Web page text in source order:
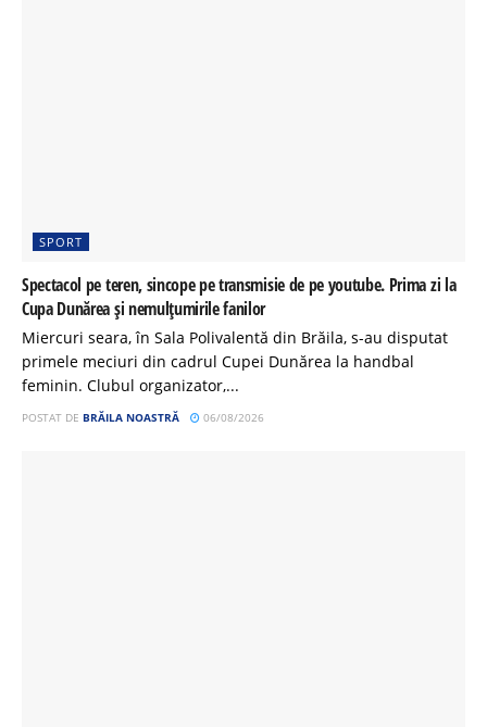
SPORT
Spectacol pe teren, sincope pe transmisie de pe youtube. Prima zi la
Cupa Dunărea și nemulțumirile fanilor
Miercuri seara, în Sala Polivalentă din Brăila, s-au disputat
primele meciuri din cadrul Cupei Dunărea la handbal
feminin. Clubul organizator,...
POSTAT DE BRĂILA NOASTRĂ 06/08/2026